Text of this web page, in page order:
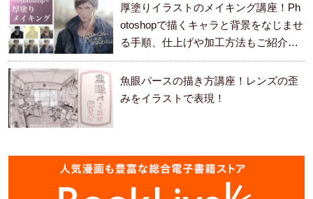
厚塗りイラストのメイキング講座！Ph
otoshopで描くキャラと背景をなじませ
る手順、仕上げや加工方法もご紹介し
ます。
魚眼パースの描き方講座！レンズの歪
みをイラストで表現！